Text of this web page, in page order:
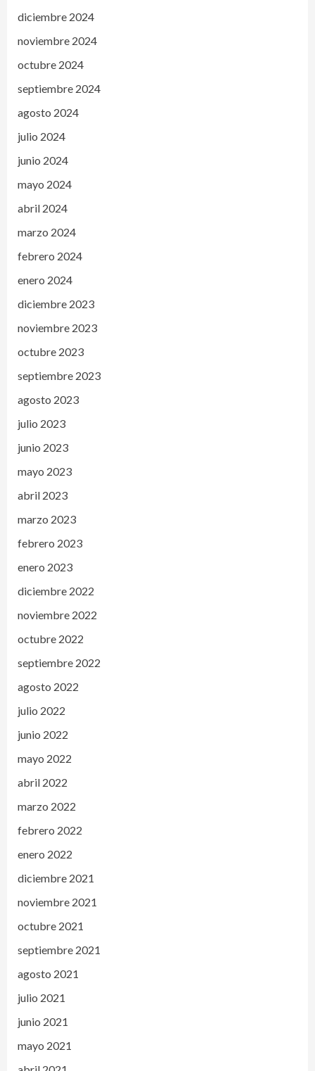
diciembre 2024
noviembre 2024
octubre 2024
septiembre 2024
agosto 2024
julio 2024
junio 2024
mayo 2024
abril 2024
marzo 2024
febrero 2024
enero 2024
diciembre 2023
noviembre 2023
octubre 2023
septiembre 2023
agosto 2023
julio 2023
junio 2023
mayo 2023
abril 2023
marzo 2023
febrero 2023
enero 2023
diciembre 2022
noviembre 2022
octubre 2022
septiembre 2022
agosto 2022
julio 2022
junio 2022
mayo 2022
abril 2022
marzo 2022
febrero 2022
enero 2022
diciembre 2021
noviembre 2021
octubre 2021
septiembre 2021
agosto 2021
julio 2021
junio 2021
mayo 2021